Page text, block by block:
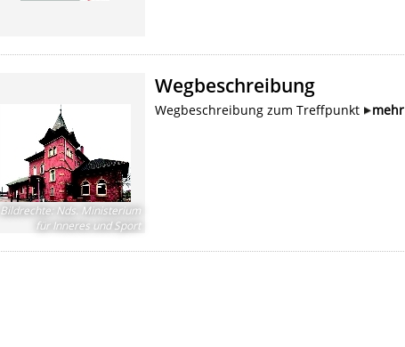
Bildrechte: Nds. Ministerium
für Inneres und Sport
Wegbeschreibung
Wegbeschreibung zum Treffpunkt mehr